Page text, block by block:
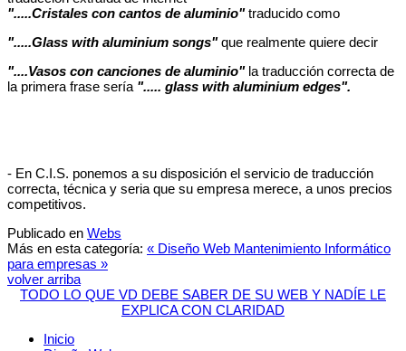
".....Cristales con cantos de aluminio"traducido como
".....Glass with aluminium songs"que realmente quiere decir
"....Vasos con canciones de aluminio"la traducción correcta de
la primera frase sería "..... glass with aluminium edges".
- En C.I.S. ponemos a su disposición el servicio de traducción
correcta, técnica y seria que su empresa merece, a unos precios
competitivos.
Publicado en Webs
Más en esta categoría: « Diseño Web Mantenimiento Informático
para empresas »
volver arriba
TODO LO QUE VD DEBE SABER DE SU WEB Y NADÍE LE
EXPLICA CON CLARIDAD
Inicio